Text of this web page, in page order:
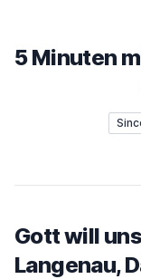
Gott will
Langenau,